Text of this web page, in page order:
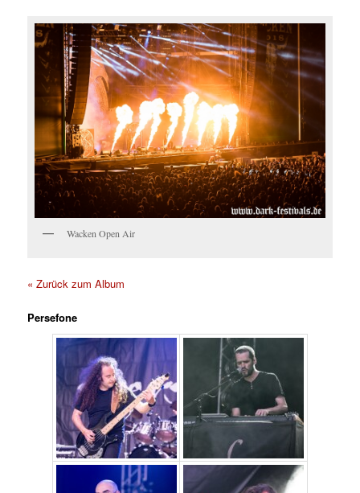
Wacken Open Air
« Zurück zum Album
Persefone